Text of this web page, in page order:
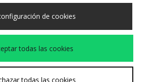
Selecciona País
las siguientes formas de pago
página corporativa en www.jdplc.com
de cookies
todas las cookies
todas las cookies